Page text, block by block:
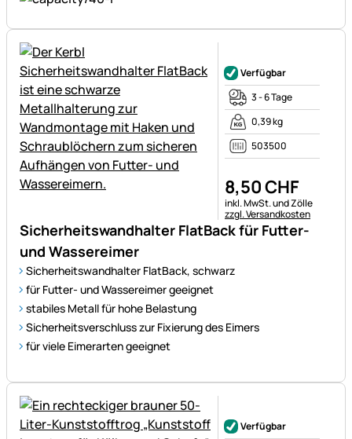
Sicherheitswandhalter FlatBack für Futter-
und Wassereimer
Sicherheitswandhalter FlatBack, schwarz
für Futter- und Wassereimer geeignet
stabiles Metall für hohe Belastung
Sicherheitsverschluss zur Fixierung des Eimers
für viele Eimerarten geeignet
Verfügbar
3 - 6 Tage
0,39 kg
503500
8,50CHF
Steuerhinweis:
inkl. MwSt. und Zölle
zzgl. Versandkosten
Verfügbar